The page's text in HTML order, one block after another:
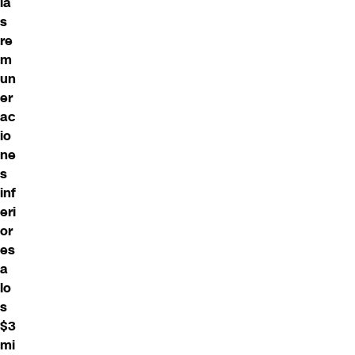
s
re
m
un
er
ac
io
ne
s
inf
eri
or
es
a
lo
s
$3
mi